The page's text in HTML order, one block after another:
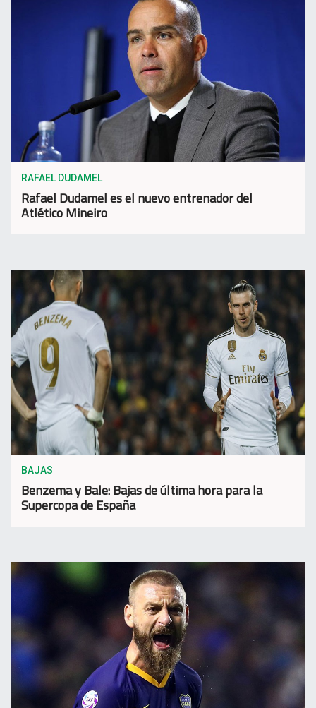
RAFAEL DUDAMEL
Rafael Dudamel es el nuevo entrenador del
Atlético Mineiro
BAJAS
Benzema y Bale: Bajas de última hora para la
Supercopa de España